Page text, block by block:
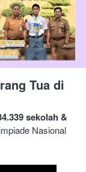
Tua di
sekolah &